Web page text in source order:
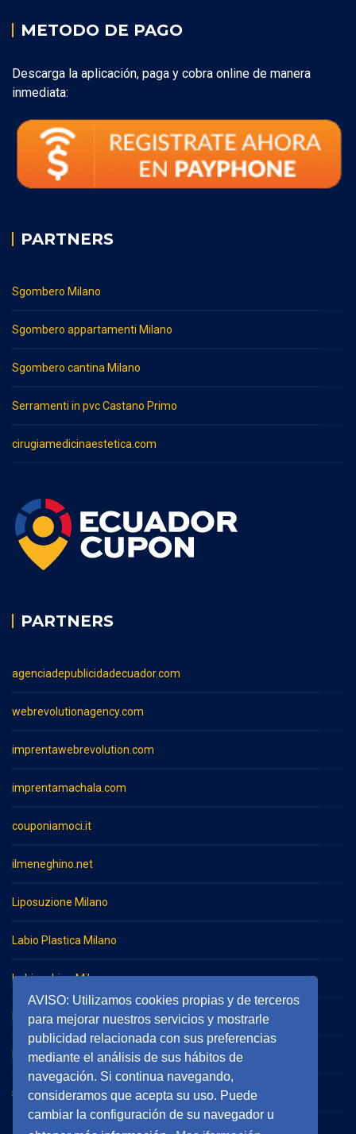
AVISO: Utilizamos cookies propias y de terceros
para mejorar nuestros servicios y mostrarle
publicidad relacionada con sus preferencias
mediante el análisis de sus hábitos de
navegación. Si continua navegando,
consideramos que acepta su uso. Puede
cambiar la configuración de su navegador u
METODO DE PAGO
Descarga la aplicación, paga y cobra online de manera
inmediata:
PARTNERS
Sgombero Milano
Sgombero appartamenti Milano
Sgombero cantina Milano
Serramenti in pvc Castano Primo
cirugiamedicinaestetica.com
PARTNERS
agenciadepublicidadecuador.com
webrevolutionagency.com
imprentawebrevolution.com
imprentamachala.com
couponiamoci.it
ilmeneghino.net
Liposuzione Milano
Labio Plastica Milano
Imbianchino Milano
Impresa di pulizie Milano
Impresa di pulizie Monza
serramentieinfissimilano.it